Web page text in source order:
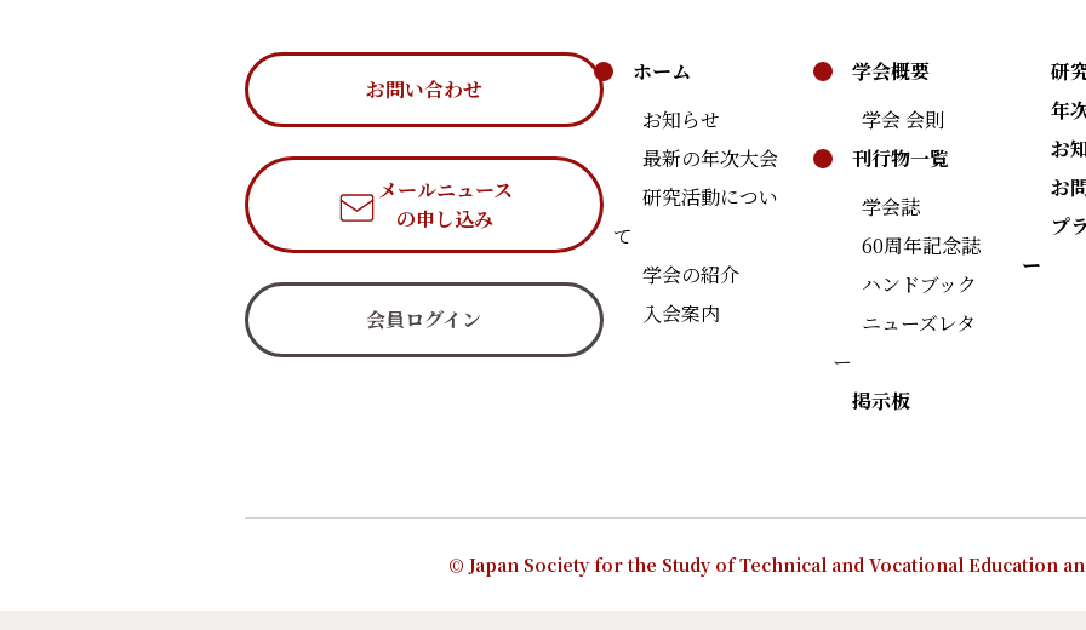
お問い合わせ
メールニュース
の申し込み
会員ログイン
ホーム
お知らせ
最新の年次大会
研究活動につい
て
学会の紹介
入会案内
学会概要
学会 会則
刊行物一覧
学会誌
60周年記念誌
ハンドブック
ニューズレタ
ー
掲示板
研
年
お
お
プ
ー
© Japan Society for the Study of Technical and Vocational Education